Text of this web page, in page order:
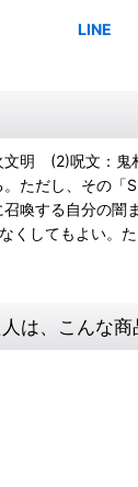
明 (2)呪文：鬼
ただし、その「
喚する自分の闇
くしてもよい。
は、こんな